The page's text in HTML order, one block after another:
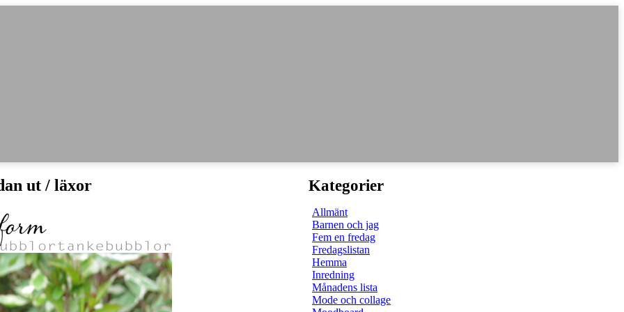
ut / läxor Kategorier
Allmänt
Barnen och jag
Fem en fredag
Fredagslistan
Hemma
Inredning
Månadens lista
Mode och collage